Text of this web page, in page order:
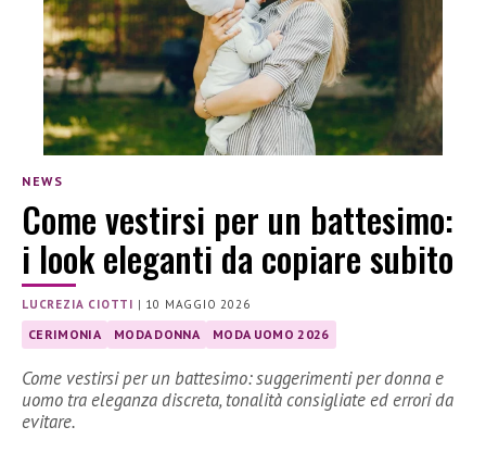
NEWS
Come vestirsi per un battesimo:
i look eleganti da copiare subito
LUCREZIA CIOTTI | 10 MAGGIO 2026
CERIMONIA MODA DONNA MODA UOMO 2026
Come vestirsi per un battesimo: suggerimenti per donna e
uomo tra eleganza discreta, tonalità consigliate ed errori da
evitare.